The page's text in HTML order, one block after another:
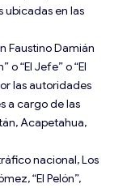
ubicadas en las
Faustino Damián
o “El Jefe” o “El
las autoridades
a cargo de las
Acapetahua,
nacional, Los
“El Pelón”,